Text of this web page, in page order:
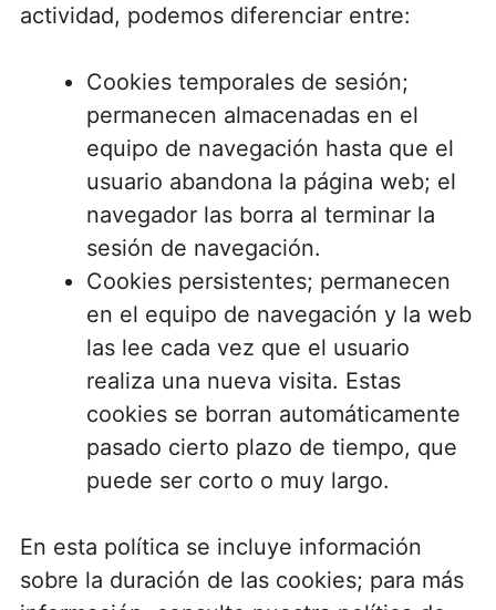
actividad, podemos diferenciar entre:
Cookies temporales de sesión;
permanecen almacenadas en el
equipo de navegación hasta que el
usuario abandona la página web; el
navegador las borra al terminar la
sesión de navegación.
Cookies persistentes; permanecen
en el equipo de navegación y la web
las lee cada vez que el usuario
realiza una nueva visita. Estas
cookies se borran automáticamente
pasado cierto plazo de tiempo, que
puede ser corto o muy largo.
En esta política se incluye información
sobre la duración de las cookies; para más